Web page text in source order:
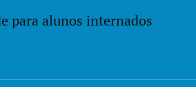
para alunos internados